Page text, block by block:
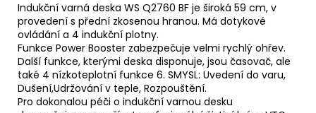
Indukční varná deska WS Q2760 BF je široká 59 cm, v
provedení s přední zkosenou hranou. Má dotykové
ovládání a 4 indukční plotny.
Funkce Power Booster zabezpečuje velmi rychlý ohřev.
Další funkce, kterými deska disponuje, jsou časovač, ale
také 4 nízkoteplotní funkce 6. SMYSL: Uvedení do varu,
Dušení,Udržování v teple, Rozpouštění.
Pro dokonalou péči o indukční varnou desku